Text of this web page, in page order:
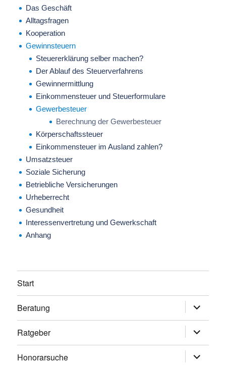
Das Geschäft
Alltagsfragen
Kooperation
Gewinnsteuern
Steuererklärung selber machen?
Der Ablauf des Steuerverfahrens
Gewinnermittlung
Einkommensteuer und Steuerformulare
Gewerbesteuer
Berechnung der Gewerbesteuer
Körperschaftssteuer
Einkommensteuer im Ausland zahlen?
Umsatzsteuer
Soziale Sicherung
Betriebliche Versicherungen
Urheberrecht
Gesundheit
Interessenvertretung und Gewerkschaft
Anhang
Start
Beratung
anzeigen
Ratgeber
anzeigen
Honorarsuche